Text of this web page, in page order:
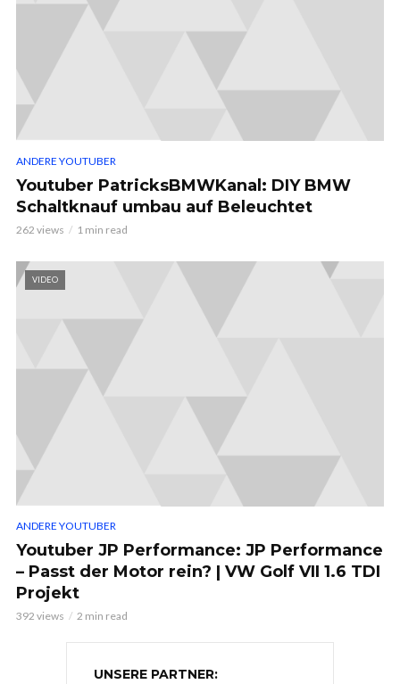
ANDERE YOUTUBER
Youtuber PatricksBMWKanal: DIY BMW
Schaltknauf umbau auf Beleuchtet
262 views 1 min read
VIDEO
ANDERE YOUTUBER
Youtuber JP Performance: JP Performance
– Passt der Motor rein? | VW Golf VII 1.6 TDI
Projekt
392 views 2 min read
UNSERE PARTNER: